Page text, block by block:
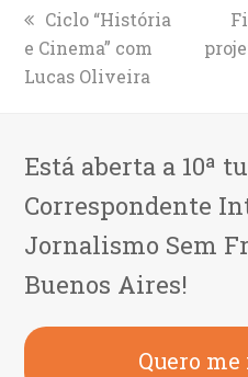
previous
post:
Ciclo “História
e Cinema” com
Lucas Oliveira
Está aberta a 10ª
Correspondente
Jornalismo Sem
Buenos Aires!
Quero